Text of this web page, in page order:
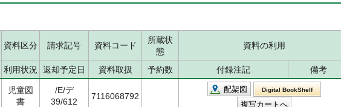
資料区分 請求記号 資料コード
所蔵状
態
資料の利用
利用状況 返却予定日 資料取扱 予約数 付録注記 備考
児童図
書
/E/デ
39/612
7116068792
配架図 Digital BookShelf